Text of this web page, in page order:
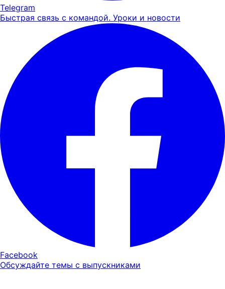
Telegram
Быстрая связь с командой. Уроки и новости
Facebook
Обсуждайте темы с выпускниками